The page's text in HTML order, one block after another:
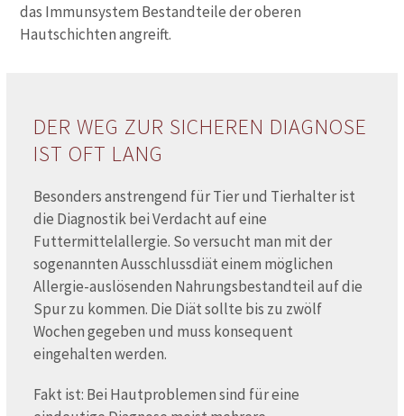
das Immunsystem Bestandteile der oberen
Hautschichten angreift.
DER WEG ZUR SICHEREN DIAGNOSE
IST OFT LANG
Besonders anstrengend für Tier und Tierhalter ist
die Diagnostik bei Verdacht auf eine
Futtermittelallergie. So versucht man mit der
sogenannten Ausschlussdiät einem möglichen
Allergie-auslösenden Nahrungsbestandteil auf die
Spur zu kommen. Die Diät sollte bis zu zwölf
Wochen gegeben und muss konsequent
eingehalten werden.
Fakt ist: Bei Hautproblemen sind für eine